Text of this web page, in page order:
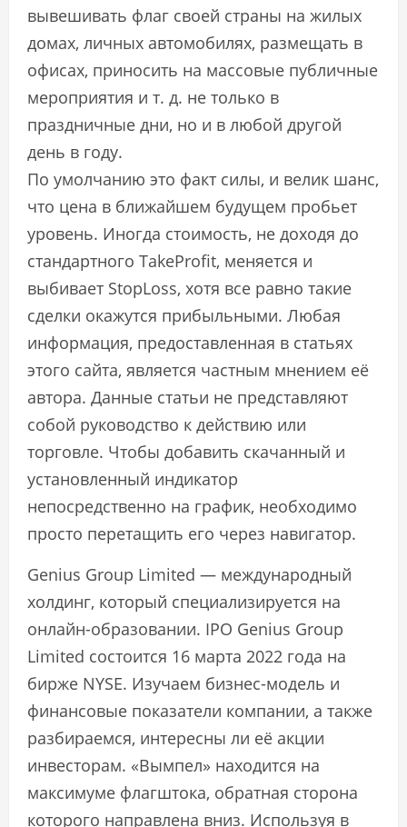
вывешивать флаг своей страны на жилых
домах, личных автомобилях, размещать в
офисах, приносить на массовые публичные
мероприятия и т. д. не только в
праздничные дни, но и в любой другой
день в году.
По умолчанию это факт силы, и велик шанс,
что цена в ближайшем будущем пробьет
уровень. Иногда стоимость, не доходя до
стандартного TakeProfit, меняется и
выбивает StopLoss, хотя все равно такие
сделки окажутся прибыльными. Любая
информация, предоставленная в статьях
этого сайта, является частным мнением её
автора. Данные статьи не представляют
собой руководство к действию или
торговле. Чтобы добавить скачанный и
установленный индикатор
непосредственно на график, необходимо
просто перетащить его через навигатор.
Genius Group Limited — международный
холдинг, который специализируется на
онлайн-образовании. IPO Genius Group
Limited состоится 16 марта 2022 года на
бирже NYSE. Изучаем бизнес-модель и
финансовые показатели компании, а также
разбираемся, интересны ли её акции
инвесторам. «Вымпел» находится на
максимуме флагштока, обратная сторона
которого направлена вниз. Используя в